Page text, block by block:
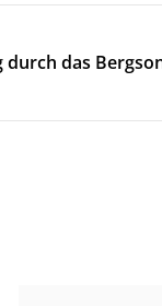
durch das